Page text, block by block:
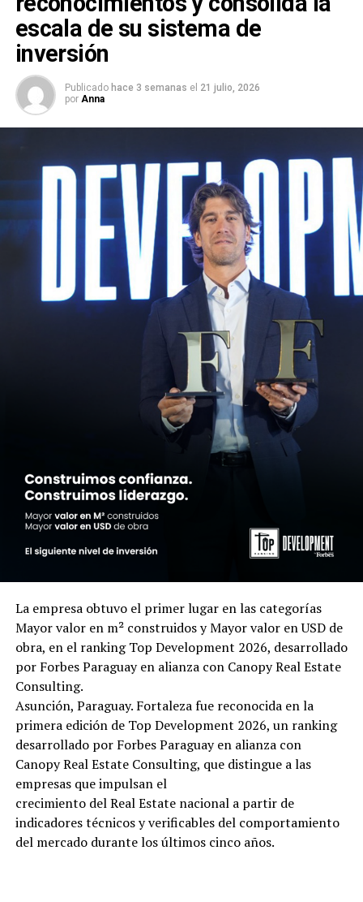
escala de su sistema de
inversión
Publicado hace 3 semanas el 21 julio, 2026
por Anna
La empresa obtuvo el primer lugar en las categorías
Mayor valor en m² construidos y Mayor valor en USD de
obra, en el ranking Top Development 2026, desarrollado
por Forbes Paraguay en alianza con Canopy Real Estate
Consulting.
Asunción, Paraguay. Fortaleza fue reconocida en la
primera edición de Top Development 2026, un ranking
desarrollado por Forbes Paraguay en alianza con
Canopy Real Estate Consulting, que distingue a las
empresas que impulsan el
crecimiento del Real Estate nacional a partir de
indicadores técnicos y verificables del comportamiento
del mercado durante los últimos cinco años.